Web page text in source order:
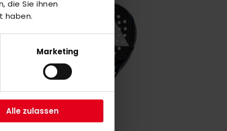
die Sie ihnen
haben.
Marketing
Alle zulassen
-20%